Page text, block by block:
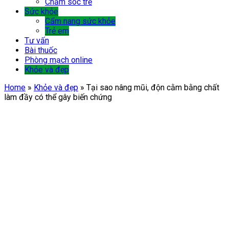
Sức khỏe
Cẩm nang sức khỏe
Trẻ em
Tư vấn
Bài thuốc
Phòng mạch online
Khỏe và đẹp
Home » Khỏe và đẹp » Tại sao nâng mũi, độn cằm bằng chất
làm đầy có thể gây biến chứng